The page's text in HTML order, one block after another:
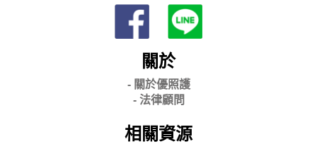
關於
- 關於優照護
- 法律顧問
相關資源